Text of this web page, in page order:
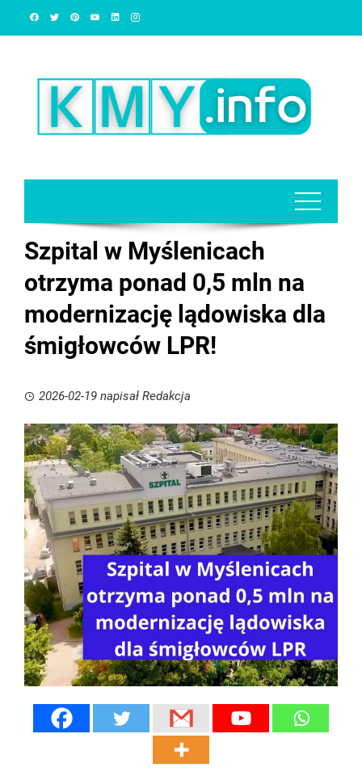
Szpital w Myślenicach
otrzyma ponad 0,5 mln na
modernizację lądowiska dla
śmigłowców LPR!
2026-02-19 napisał Redakcja